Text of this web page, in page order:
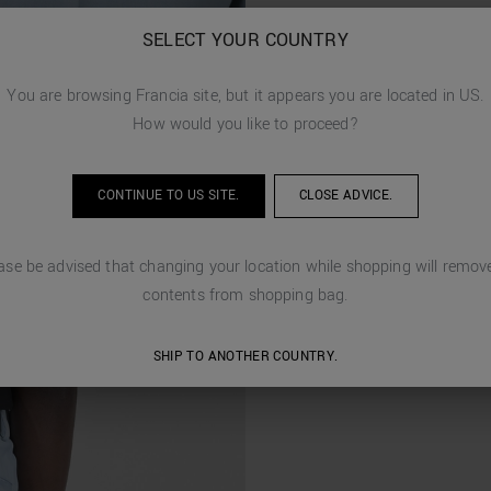
SELECT YOUR COUNTRY
You are browsing Francia site, but it appears you are located in US.
How would you like to proceed?
CONTINUE TO US SITE. CLOSE ADVICE.
be advised that changing your location while shopping will
contents from shopping bag.
SHIP TO ANOTHER COUNTRY.